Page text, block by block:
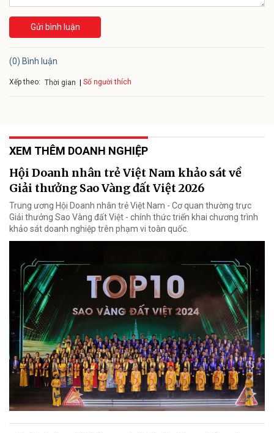
Gửi bình luận
(0) Bình luận
Xếp theo: Thời gian Số người thích
XEM THÊM DOANH NGHIỆP
Hội Doanh nhân trẻ Việt Nam khảo sát về
Giải thưởng Sao Vàng đất Việt 2026
Trung ương Hội Doanh nhân trẻ Việt Nam - Cơ quan thường trực
Giải thưởng Sao Vàng đất Việt - chính thức triển khai chương trình
khảo sát doanh nghiệp trên phạm vi toàn quốc.